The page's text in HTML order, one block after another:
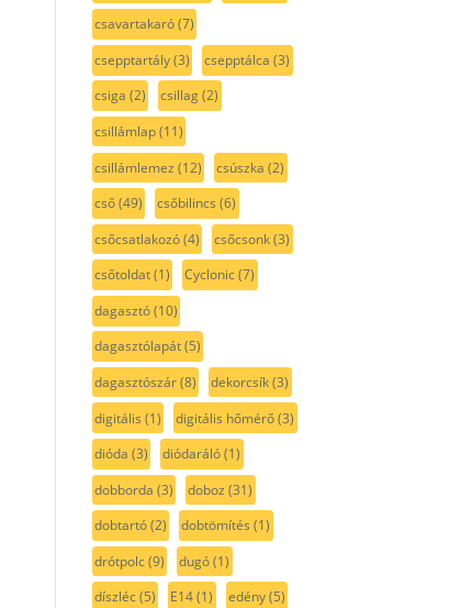
csavartakaró(7)
csepptartály(3) csepptálca (3)
csiga (2) csillag(2)
csillámlap(11)
csillámlemez (12) csúszka (2)
cső(49) csőbilincs (6)
csőcsatlakozó(4) csőcsonk(3)
csőtoldat(1) Cyclonic(7)
dagasztó(10)
dagasztólapát(5)
dagasztószár(8) dekorcsík(3)
digitális (1) digitális hőmérő(3)
dióda (3) diódaráló(1)
dobborda (3) doboz (31)
dobtartó(2) dobtömítés (1)
drótpolc(9) dugó(1)
díszléc(5) E14(1) edény(5)